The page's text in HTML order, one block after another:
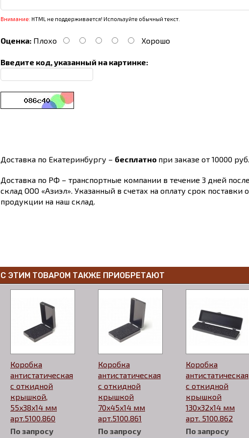
Внимание: HTML не поддерживается! Используйте обычный текст.
Оценка: Плохо Хорошо
Введите код, указанный на картинке:
Доставка по Екатеринбургу – бесплатно при заказе от 10000 руб.
Доставка по РФ – транспортные компании в течение 3 дней
склад ООО «Азиэл». Указанный в счетах на оплату срок поставки
продукции на наш склад.
С ЭТИМ ТОВАРОМ ТАКЖЕ ПРИОБРЕТАЮТ
Коробка
антистатическая
с откидной
крышкой,
55x38x14 мм
арт.5100.860
По запросу
Коробка
антистатическая
с откидной
крышкой
70x45x14 мм
арт.5100.861
По запросу
Коробка
антистатическая
с откидной
крышкой
130x32x14 мм
арт. 5100.862
По запросу